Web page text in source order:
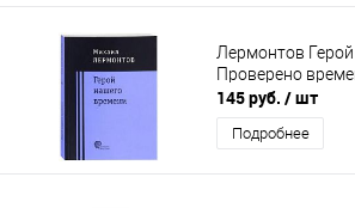
Лермонтов
Проверено
145 руб. / шт
Подробнее